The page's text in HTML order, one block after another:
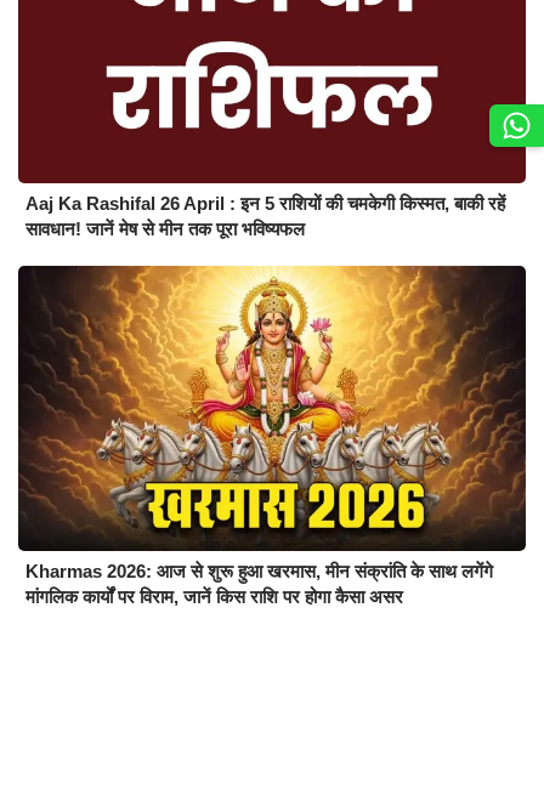
Aaj Ka Rashifal 26 April : इन 5 राशियों की चमकेगी किस्मत, बाकी रहें
सावधान! जानें मेष से मीन तक पूरा भविष्यफल
Kharmas 2026: आज से शुरू हुआ खरमास, मीन संक्रांति के साथ लगेंगे
मांगलिक कार्यों पर विराम, जानें किस राशि पर होगा कैसा असर